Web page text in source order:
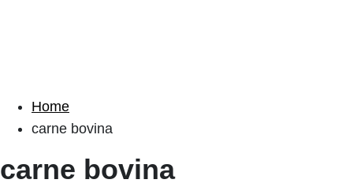
Home
carne bovina
carne bovina